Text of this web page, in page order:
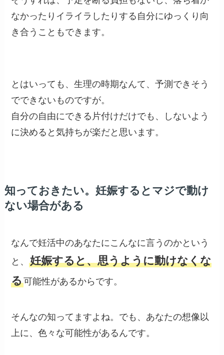
なかったりイライラしたりする自分にゆっくり向
き合うこともできます。
とはいっても、生理の時期なんて、予測できそう
でできないものですが。
自分の自由にできる片付けだけでも、しないよう
に決めると気持ちが楽だと思います。
知っておきたい。妊娠するとマジで動け
ない場合がある
なんで妊活中のあなたにこんなに言うのかという
と、妊娠すると、思うように動けなくな
る可能性があるからです。
そんなの知ってますよね。でも、あなたの想像以
上に、色々な可能性があるんです。